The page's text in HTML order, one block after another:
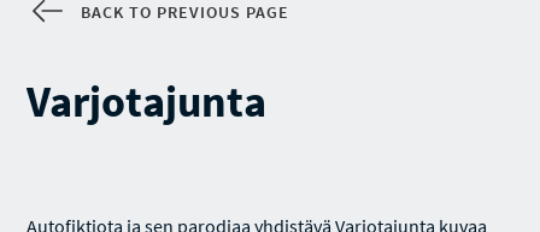
BACK TO PREVIOUS PAGE
Varjotajunta
Autofiktiota ja sen parodiaa yhdistävä Varjotajunta kuvaa